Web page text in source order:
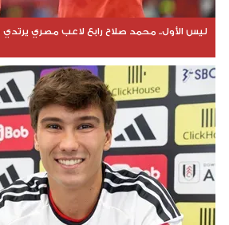
ليس الأول.. محمد صلاح رابع لاعب مصري